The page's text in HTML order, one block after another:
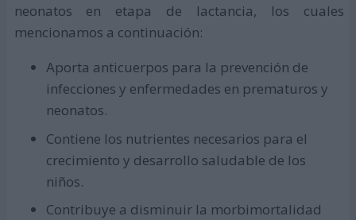
neonatos en etapa de lactancia, los cuales
mencionamos a continuación:
Aporta anticuerpos para la prevención de
infecciones y enfermedades en prematuros y
neonatos.
Contiene los nutrientes necesarios para el
crecimiento y desarrollo saludable de los
niños.
Contribuye a disminuir la morbimortalidad